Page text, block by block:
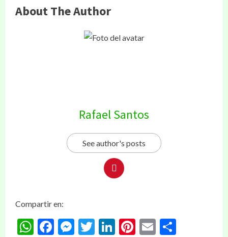
About The Author
Rafael Santos
See author's posts
Compartir en:
WhatsApp
Facebook
Messenger
Twitter
LinkedIn
Pinterest
Email